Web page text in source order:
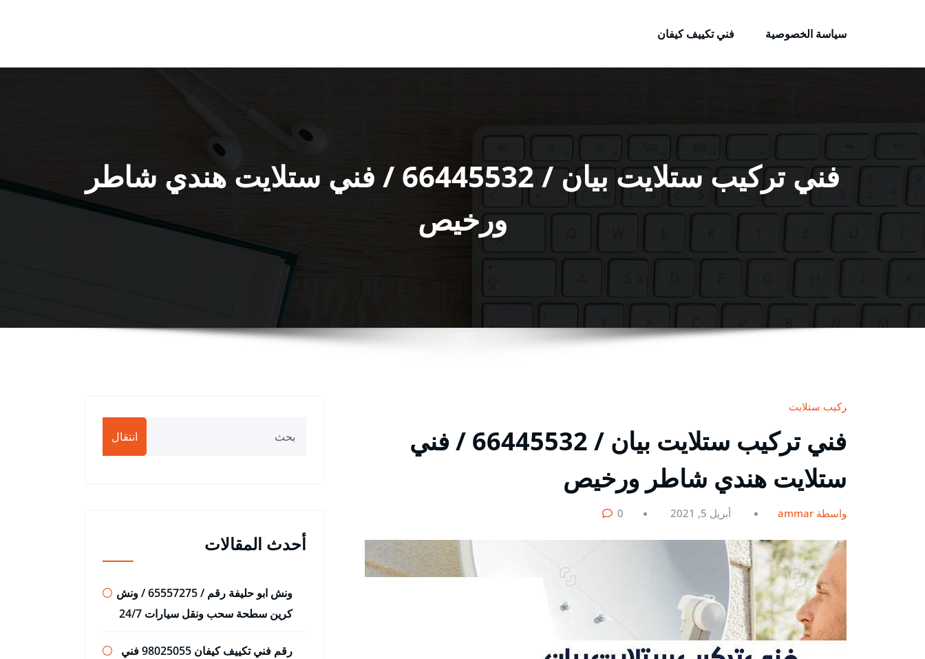
سياسة الخصوصية
فني تكييف كيفان
فني تركيب ستلايت بيان / 66445532 / فني ستلايت هندي شاطر
ورخيص
تركيب ستلايت
فني تركيب ستلايت بيان / 66445532 / فني
ستلايت هندي شاطر ورخيص
بواسطة ammar أبريل 5, 2021 0
انتقال
أحدث المقالات
ونش ابو حليفة رقم / 65557275 / ونش
كرين سطحة سحب ونقل سيارات 24/7
رقم فني تكييف كيفان 98025055 فني